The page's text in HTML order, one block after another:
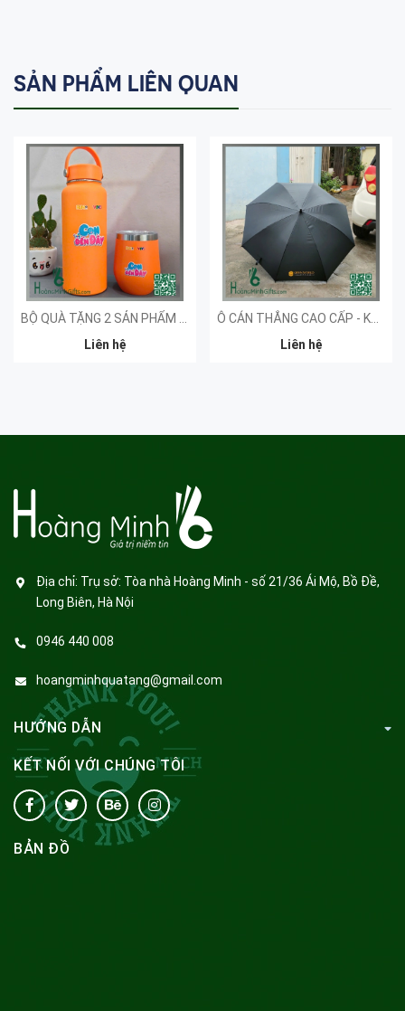
SẢN PHẨM LIÊN QUAN
BỘ QUÀ TẶNG 2 SẢN PHẨM - KHÁCH HÀNG VTV
Liên hệ
Ô CÁN THẲNG CAO CẤP - KHÁCH HÀNG OPEN WORLD
Liên hệ
Địa chỉ: Trụ sở: Tòa nhà Hoàng Minh - số 21/36 Ái Mộ, Bồ Đề,
Long Biên, Hà Nội
0946 440 008
hoangminhquatang@gmail.com
HƯỚNG DẪN
KẾT NỐI VỚI CHÚNG TÔI
BẢN ĐỒ